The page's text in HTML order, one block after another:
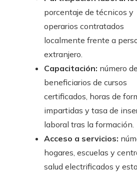
porcentaje de técnicos y
operarios contratados
localmente frente a
extranjero.
Capacitación: número de
beneficiarios de cursos
certificados, horas de
impartidas y tasa de
laboral tras la formación.
Acceso a servicios:
hogares, escuelas y
salud electrificados y